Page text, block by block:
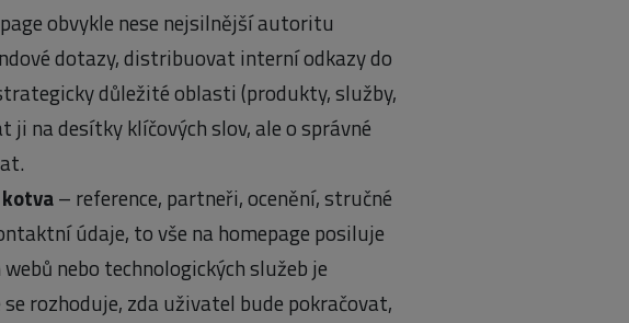
obvykle nese nejsilnější autoritu
dotazy, distribuovat interní odkazy do
důležité oblasti (produkty, služby,
na desítky klíčových slov, ale o správné
– reference, partneři, ocenění, stručné
údaje, to vše na homepage posiluje
nebo technologických služeb je
rozhoduje, zda uživatel bude pokračovat,